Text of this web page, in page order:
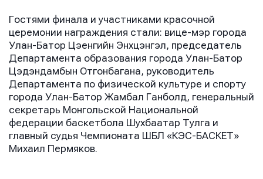
Гостями финала и участниками красочной
церемонии награждения стали: вице-мэр города
Улан-Батор Цэенгийн Энхцэнгэл, председатель
Департамента образования города Улан-Батор
Цэдэндамбын Отгонбагана, руководитель
Департамента по физической культуре и спорту
города Улан-Батор Жамбал Ганболд, генеральный
секретарь Монгольской Национальной
федерации баскетбола Шухбаатар Тулга и
главный судья Чемпионата ШБЛ «КЭС-БАСКЕТ»
Михаил Пермяков.